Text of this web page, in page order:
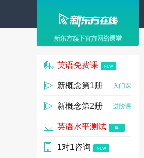
英语免费课 NEW
新概念第1册 入门课
新概念第2册 进阶课
英语水平测试 爆
1对1咨询 NEW